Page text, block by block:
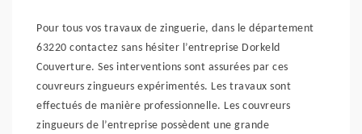
Pour tous vos travaux de zinguerie, dans le département
63220 contactez sans hésiter l’entreprise Dorkeld
Couverture. Ses interventions sont assurées par ces
couvreurs zingueurs expérimentés. Les travaux sont
effectués de manière professionnelle. Les couvreurs
zingueurs de l’entreprise possèdent une grande